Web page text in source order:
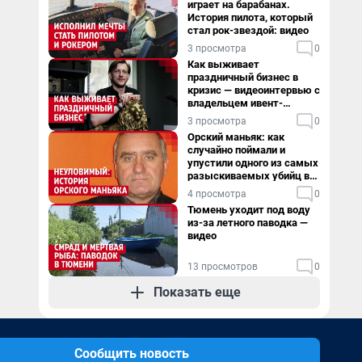
играет на барабанах.
История пилота, который
стал рок-звездой: видео
3 просмотра 0
Как выживает
праздничный бизнес в
кризис — видеоинтервью с
владельцем ивент-
агентства
3 просмотра 0
Орский маньяк: как
случайно поймали и
упустили одного из самых
разыскиваемых убийц в
России. Видео
4 просмотра 0
Тюмень уходит под воду
из-за летного паводка —
видео
13 просмотров 0
Показать еще
Сообщить новость